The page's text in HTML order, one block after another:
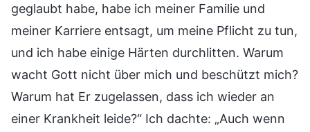
geglaubt habe, habe ich meiner Familie und
meiner Karriere entsagt, um meine Pflicht zu tun,
und ich habe einige Härten durchlitten. Warum
wacht Gott nicht über mich und beschützt mich?
Warum hat Er zugelassen, dass ich wieder an
einer Krankheit leide?“ Ich dachte: „Auch wenn